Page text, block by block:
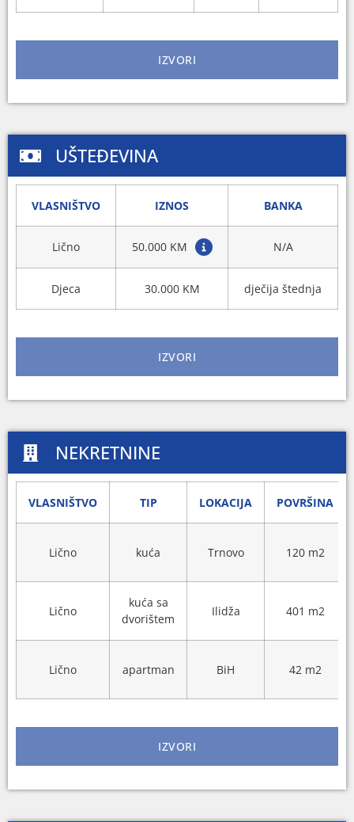
IZVORI
UŠTEĐEVINA
VLASNIŠTVO IZNOS BANKA
Lično 50.000 KM N/A
Djeca 30.000 KM dječija štednja
IZVORI
NEKRETNINE
VLASNIŠTVO TIP LOKACIJA POVRŠINA
Lično kuća Trnovo 120 m2
Lično
kuća sa
dvorištem
Ilidža 401 m2
Lično apartman BiH 42 m2
IZVORI